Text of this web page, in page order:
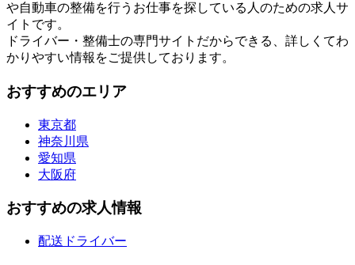
や自動車の整備を行うお仕事を探している人のための求人サ
イトです。
ドライバー・整備士の専門サイトだからできる、詳しくてわ
かりやすい情報をご提供しております。
おすすめのエリア
東京都
神奈川県
愛知県
大阪府
おすすめの求人情報
配送ドライバー